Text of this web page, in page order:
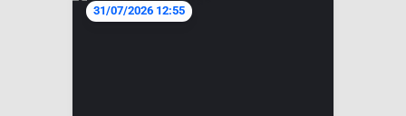
31/07/2026 12:55